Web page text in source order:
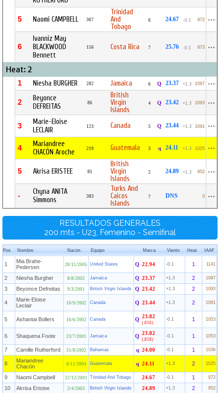
5 Naomi CAMPBELL 367
Trinidad
And
Tobago
6 24.67 -0.1 972
6
Ivanniz May
BLACKWOOD
Bennett
156 Costa Rica 7 25.76 -0.1 873
Heat: 2
1 Niesha BURGHER 282 Jamaica 6 Q 23.37 +1.3 1097
2
Beyonce
DEFREITAS
86
British
Virgin
Islands
4 Q 23.42 +1.3 1093
3
Marie-Eloise
LECLAIR
123 Canada 5 Q 23.44 +1.3 1091
4
Mariandree
CHACÓN Aroche
219 Guatemala 3 q 24.11 +1.3 1025
5 Akrisa ERISTEE 85
British
Virgin
Islands
2 24.89 +1.3 952
-
Chyna ANITA
Simmons
383
Turks And
Caicos
Islands
7 DNS 0
RESULTADOS GENERALES
200 mts - U23, Femenino - Semifinal
Pos Nombre Nacim. Equipo Marca Viento Heat IAAF
1
Mia Brahe-
Pedersen
28/11/2005 United States Q 22.94 -0.1 1 1141
2 Niesha Burgher 8/8/2002 Jamaica Q 23.37 +1.3 2 1097
3 Beyonce Defreitas 9/3/2001 British Virgin Islands Q 23.42 +1.3 2 1093
4
Marie-Eloise
Leclair
10/9/2002 Canada Q 23.44 +1.3 2 1091
5 Ashantai Bollers 16/6/2002 Canada Q
23.82
(.816)
-0.1 1 1053
6 Shaquena Foote 23/7/2001 Jamaica Q
23.82
(.818)
-0.1 1 1053
7 Camille Rutherford 31/8/2002 Bahamas q 24.00 -0.1 1 1036
8
Mariandree
Chacón
6/11/2004 Guatemala q 24.11 +1.3 2 1025
9 Naomi Campbell 22/12/2001 Trinidad And Tobago 24.67 -0.1 1 972
10 Akrisa Eristee 2/4/2003 British Virgin Islands 24.89 +1.3 2 952